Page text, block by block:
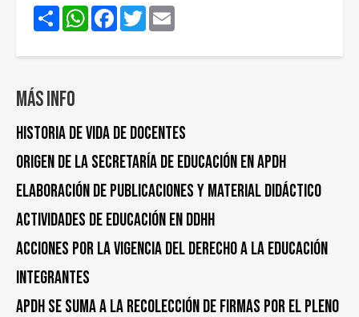
ShareWhatsApp
Facebook
Twitter
Más info
Historia de vida de docentes
Origen de la Secretaría de Educación en APDH
Elaboración de publicaciones y material didáctico
Actividades de educación en DDHH
Acciones por la vigencia del derecho a la educación
Integrantes
APDH se suma a la recolección de firmas por el pleno